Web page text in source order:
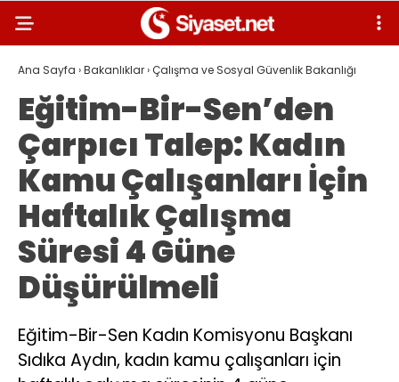
Ana Sayfa ›Bakanlıklar›Çalışma ve Sosyal Güvenlik Bakanlığı
Eğitim-Bir-Sen’den
Çarpıcı Talep: Kadın
Kamu Çalışanları İçin
Haftalık Çalışma
Süresi 4 Güne
Düşürülmeli
Eğitim-Bir-Sen Kadın Komisyonu Başkanı
Sıdıka Aydın, kadın kamu çalışanları için